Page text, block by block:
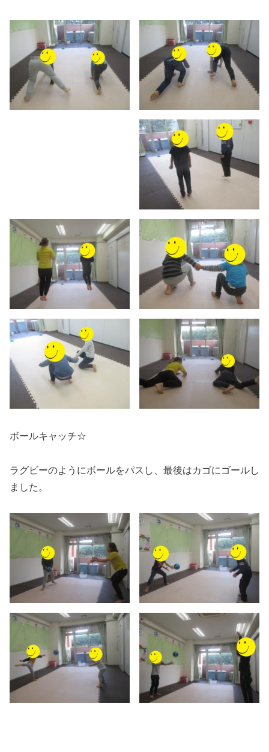
ボールキャッチ☆
ラグビーのようにボールをパスし、最後はカゴにゴールし
ました。